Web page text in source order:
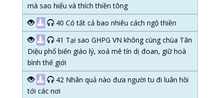
mà sao hiểu và thích thiền tông
40 Có tất cả bao nhiêu cách ngộ thiền
41 Tại sao GHPG VN không cùng chùa Tân
Diệu phổ biến giáo lý, xoá mê tín dị đoan, giữ hoà
bình thế giới
42 Nhân quả nào đưa người tu đi luân hồi
tới các nơi